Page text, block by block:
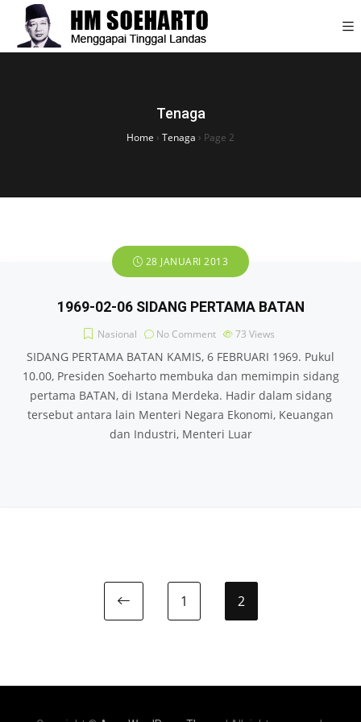
Tenaga
Home › Tenaga › Page 2
28 JANUARI 2013
1969-02-06 SIDANG PERTAMA BATAN
Nasional No Comment 73 Views
SIDANG PERTAMA BATAN KAMIS, 6 FEBRUARI 1969. Pukul
10.00, Presiden Soeharto membuka dan memimpin sidang
pertama BATAN, di Istana Merdeka. Hadir dalam sidang
tersebut antara lain Menteri Negara Ekonomi, Keuangan
dan Industri, Menteri Luar
Previous page
1 2